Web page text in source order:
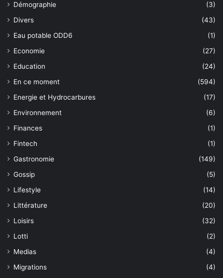
Démographie
(3)
Divers
(43)
Eau potable ODD6
(1)
Economie
(27)
Education
(24)
En ce moment
(594)
Energie et Hydrocarbures
(17)
Environnement
(6)
Finances
(1)
Fintech
(1)
Gastronomie
(149)
Gossip
(5)
Lifestyle
(14)
Littérature
(20)
Loisirs
(32)
Lotti
(2)
Medias
(4)
Migrations
(4)